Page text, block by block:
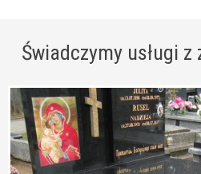
Świadczymy usługi z